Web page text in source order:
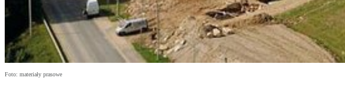
Foto: materiały prasowe